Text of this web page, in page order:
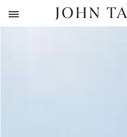
ZURÜCK